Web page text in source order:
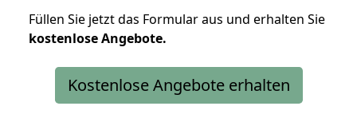
Füllen Sie jetzt das Formular aus und erhalten Sie
kostenloseAngebote.
Kostenlose Angebote erhalten